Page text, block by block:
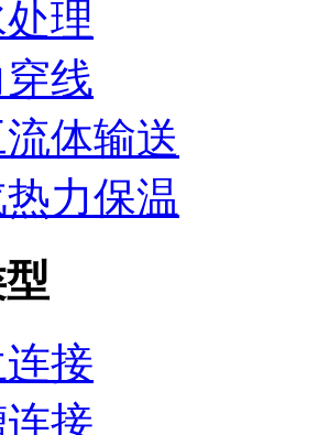
理
线
体输送
力保温
接
接